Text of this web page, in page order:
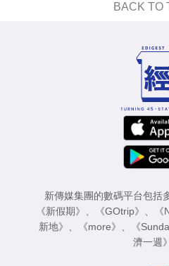
BACK TO
新傳媒集團的數碼平台包括
《新假期》 、 《GOtrip》 、
新地》 、 《more》 、 《
濟一週》